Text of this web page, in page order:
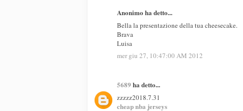
Anonimo ha detto...
Bella la presentazione della tua cheesecake.
Brava
Luisa
mer giu 27, 10:47:00 AM 2012
5689 ha detto...
zzzzz2018.7.31
cheap nba jerseys